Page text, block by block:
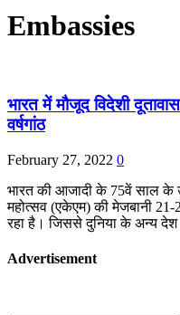
Embassies
भारत में मौजूद विदेशी
वर्षगांठ
February 27, 2022 0
भारत की आजादी के 75वें साल के
महोत्सव (एकेएम) की मेजबानी
रहा है। जिससे दुनिया के अन्य देश
Advertisement